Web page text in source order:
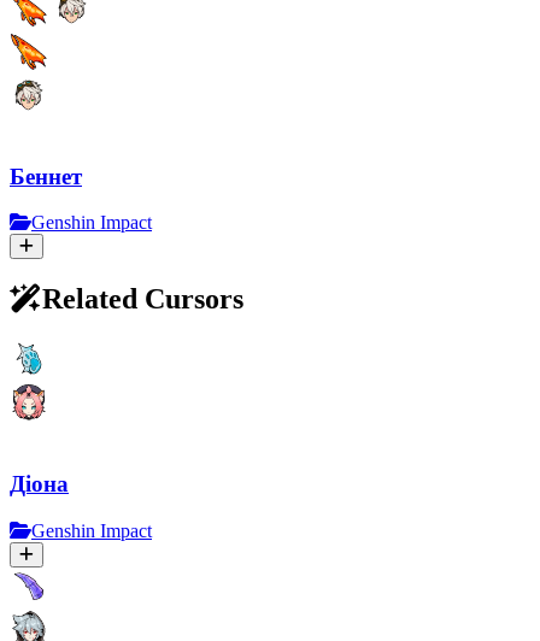
Беннет
Genshin Impact
Related Cursors
Діона
Genshin Impact